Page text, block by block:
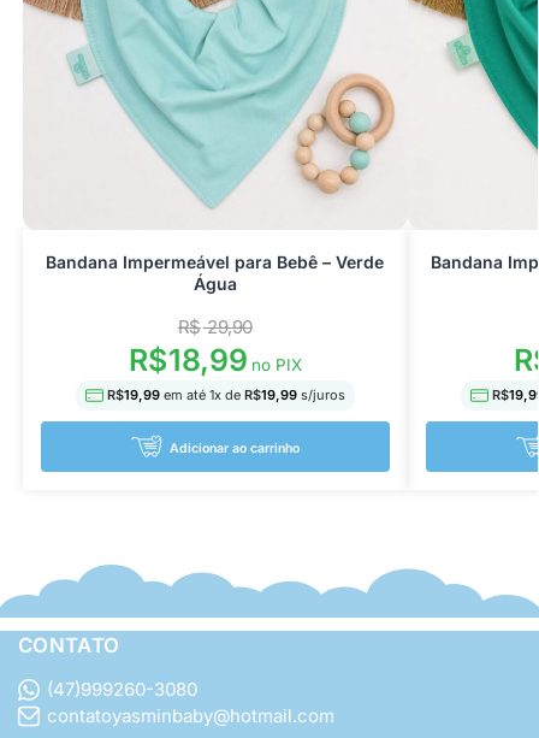
Bandana Impermeável para Bebê – Verde
Água
R$29,90
R$18,99no PIX
R$19,99 em até 1x de R$19,99s/juros
Adicionar ao carrinho
Bandana
R$
CONTATO
(47)999260-3080
contatoyasminbaby@hotmail.com